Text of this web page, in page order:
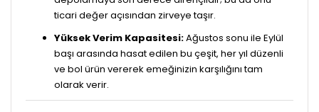
ticari değer açısından zirveye taşır.
Yüksek Verim Kapasitesi:Ağustos sonu ile Eylül
başı arasında hasat edilen bu çeşit, her yıl düzenli
ve bol ürün vererek emeğinizin karşılığını tam
olarak verir.